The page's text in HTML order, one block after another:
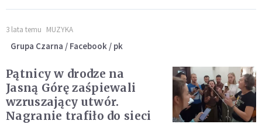
3 lata temu MUZYKA
Grupa Czarna / Facebook / pk
Pątnicy w drodze na
Jasną Górę zaśpiewali
wzruszający utwór.
Nagranie trafiło do sieci